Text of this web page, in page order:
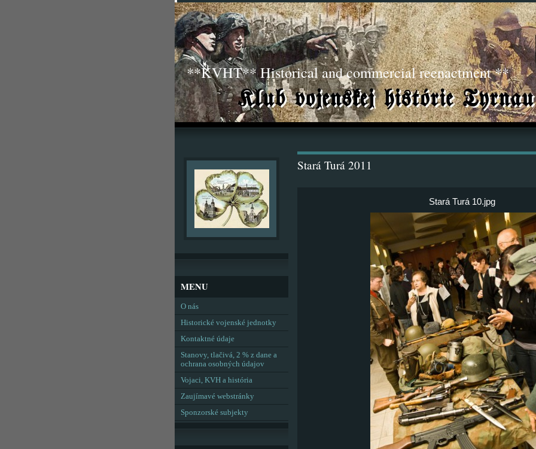
**KVHT** Historical and commercial reenactment **
Stará Turá 2011
Stará Turá 10.jpg
MENU
O nás
Historické vojenské jednotky
Kontaktné údaje
Stanovy, tlačivá, 2 % z dane a
ochrana osobných údajov
Vojaci, KVH a história
Zaujímavé webstránky
Sponzorské subjekty